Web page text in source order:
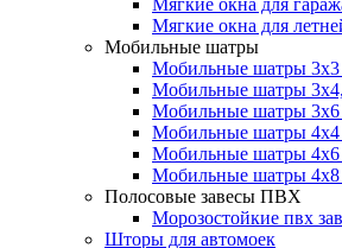
Мягкие окна для
Мягкие окна для
Мобильные шатры
Мобильные шатры
Мобильные шатры
Мобильные шатры
Мобильные шатры
Мобильные шатры
Мобильные шатры
Полосовые завесы ПВХ
Морозостойкие пвх
Шторы для автомоек